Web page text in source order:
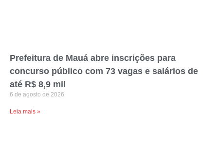
Prefeitura de Mauá abre inscrições para
concurso público com 73 vagas e salários de
até R$ 8,9 mil
6 de agosto de 2026
Leia mais »